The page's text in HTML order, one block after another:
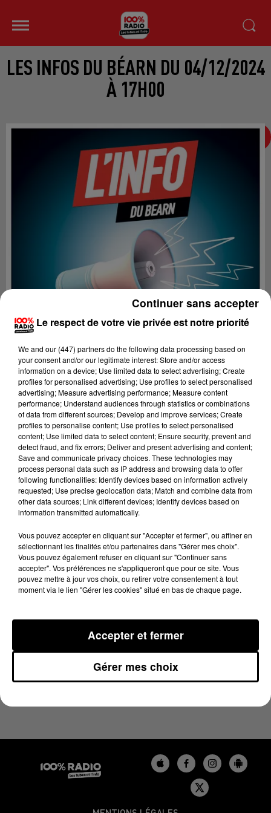
LES INFOS DU BÉARN DU 04/12/2024
À 17H00
Lecture (4 min 47 sec)
100%
4 décembre 2024 - 4 min 47 sec
LES INFOS DU BÉARN DU 04/12/2024 À 17H00
Le respect de votre vie privée est notre priorité
We and our (447) partnersdo the following data processing based on
your consent and/or our legitimate interest: Store and/or access
information on a device; Use limited data to select advertising; Create
profiles for personalised advertising; Use profiles to select personalised
advertising; Measure advertising performance; Measure content
performance; Understand audiences through statistics or combinations
of data from different sources; Develop and improve services; Create
profiles to personalise content; Use profiles to select personalised
content; Use limited data to select content; Ensure security, prevent and
detect fraud, and fix errors; Deliver and present advertising and content;
Save and communicate privacy choices. These technologies may
process personal data such as IP address and browsing data to offer
following functionalities: Identify devices based on information actively
requested; Use precise geolocation data; Match and combine data from
other data sources; Link different devices; Identify devices based on
information transmitted automatically.
Vous pouvez accepter en cliquant sur "Accepter et fermer", ou affiner en
sélectionnant les finalités et/ou partenaires dans "Gérer mes choix".
Vous pouvez également refuser en cliquant sur "Continuer sans
accepter". Vos préférences ne s'appliqueront que pour ce site. Vous
pouvez mettre à jour vos choix, ou retirer votre consentement à tout
moment via le lien "Gérer les cookies" situé en bas de chaque page.
Gérer mes choix
Accepter et fermer
Continuer sans accepter